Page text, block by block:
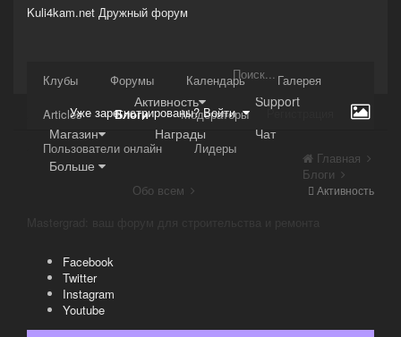
Kuli4kam.net Дружный форум
Сайт
Клубы Форумы Календарь
Галерея
Articles
Блоги
Модераторы
Пользователи онлайн
Лидеры
Активность
Support
Магазин
Награды
Чат
Больше
Уже зарегистрированы? Войти Регистрация
Активность
Главная
Блоги
Обо всем
Facebook
Twitter
Instagram
Youtube